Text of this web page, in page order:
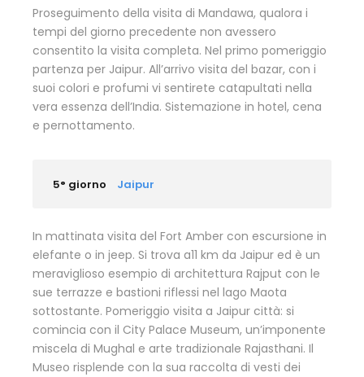
Proseguimento della visita di Mandawa, qualora i
tempi del giorno precedente non avessero
consentito la visita completa. Nel primo pomeriggio
partenza per Jaipur. All’arrivo visita del bazar, con i
suoi colori e profumi vi sentirete catapultati nella
vera essenza dell’India. Sistemazione in hotel, cena
e pernottamento.
5° giorno Jaipur
In mattinata visita del Fort Amber con escursione in
elefante o in jeep. Si trova a11 km da Jaipur ed è un
meraviglioso esempio di architettura Rajput con le
sue terrazze e bastioni riflessi nel lago Maota
sottostante. Pomeriggio visita a Jaipur città: si
comincia con il City Palace Museum, un’imponente
miscela di Mughal e arte tradizionale Rajasthani. Il
Museo risplende con la sua raccolta di vesti dei